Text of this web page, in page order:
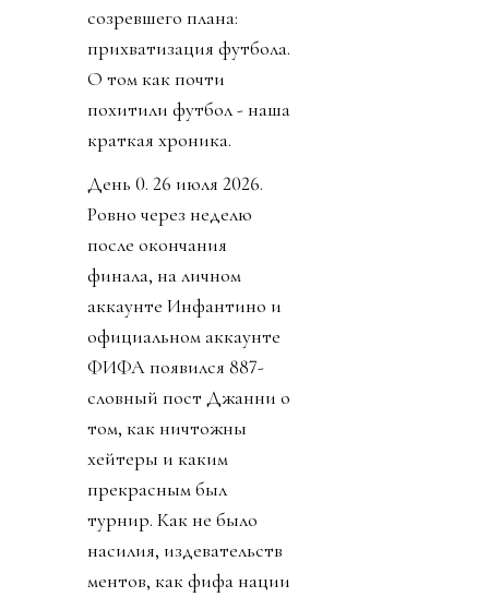
созревшего плана:
прихватизация футбола.
О том как почти
похитили футбол - наша
краткая хроника.
День 0. 26 июля 2026.
Ровно через неделю
после окончания
финала, на личном
аккаунте Инфантино и
официальном аккаунте
ФИФА появился 887-
словный пост Джанни о
том, как ничтожны
хейтеры и каким
прекрасным был
турнир. Как не было
насилия, издевательств
ментов, как фифа нации